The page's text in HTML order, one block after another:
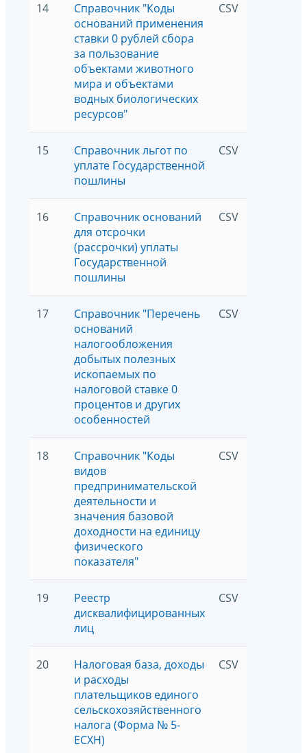
14
Справочник "Коды
оснований применения
ставки 0 рублей сбора
за пользование
объектами животного
мира и объектами
водных биологических
ресурсов"
CSV
15
Справочник льгот по
уплате Государственной
пошлины
CSV
16
Справочник оснований
для отсрочки
(рассрочки) уплаты
Государственной
пошлины
CSV
17
Справочник "Перечень
оснований
налогообложения
добытых полезных
ископаемых по
налоговой ставке 0
процентов и других
особенностей
CSV
18
Справочник "Коды
видов
предпринимательской
деятельности и
значения базовой
доходности на единицу
физического
показателя"
CSV
19
Реестр
дисквалифицированных
лиц
CSV
20
Налоговая база, доходы
и расходы
плательщиков единого
сельскохозяйственного
налога (Форма № 5-
ЕСХН)
CSV